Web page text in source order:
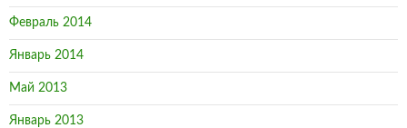
Февраль 2014
Январь 2014
Май 2013
Январь 2013